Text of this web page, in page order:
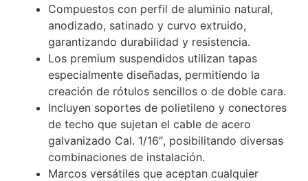
Compuestos con perfil de aluminio natural,
anodizado, satinado y curvo extruido,
garantizando durabilidad y resistencia.
Los premium suspendidos utilizan tapas
especialmente diseñadas, permitiendo la
creación de rótulos sencillos o de doble cara.
Incluyen soportes de polietileno y conectores
de techo que sujetan el cable de acero
galvanizado Cal. 1/16″, posibilitando diversas
combinaciones de instalación.
Marcos versátiles que aceptan cualquier